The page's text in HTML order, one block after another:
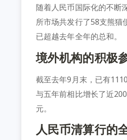
随着人民币国际化的不断
所市场共发行了58支熊猫
已超越去年全年的总和。
境外机构的积极
截至去年9月末，已有
与五年前相比增长了近
元。
人民币清算行的